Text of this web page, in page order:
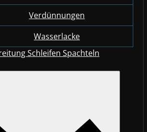
Verdünnungen
Wasserlacke
Schleifen Spachteln